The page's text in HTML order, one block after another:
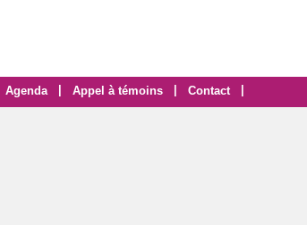
Agenda Appel à témoins Contact